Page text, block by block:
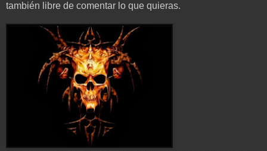
también libre de comentar lo que quieras.